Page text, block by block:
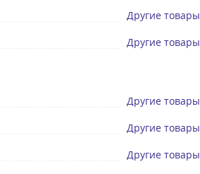
Другие товары
Другие товары
Другие товары
Другие товары
Другие товары